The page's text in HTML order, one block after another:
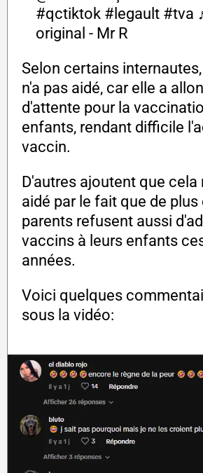
#qctiktok #legault #tva
original - Mr R
Selon certains
n'a pas aidé, car elle a
d'attente pour la
enfants, rendant difficile
vaccin.
D'autres ajoutent que cela
aidé par le fait que de plus
parents refusent aussi
vaccins à leurs enfants
années.
Voici quelques
sous la vidéo: